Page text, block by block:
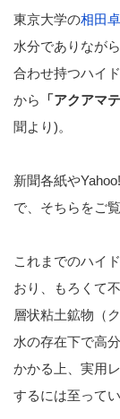
東京大学の相田
水分でありなが
合わせ持つハイ
から
「アクアマ
聞より)。
新聞各紙や
で、そちらをご
これまでのハイ
おり、もろくて
層状粘土鉱物（
水の存在下で高
かかる上、実用
するには至ってい